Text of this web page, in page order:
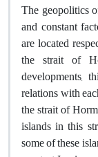
The geopolitics
and constant
are located
the strait of
developments,
relations with
the strait of
islands in this
some of these